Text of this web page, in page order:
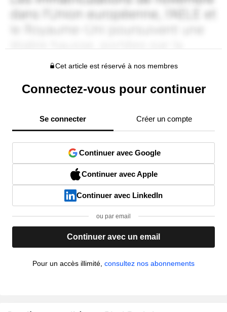
Cet article est réservé à nos membres
Connectez-vous pour continuer
Se connecter Créer un compte
Continuer avec Google
Continuer avec Apple
Continuer avec LinkedIn
ou par email
Continuer avec un email
Pour un accès illimité, consultez nos abonnements